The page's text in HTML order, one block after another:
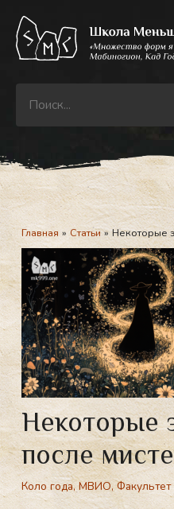
содержимому
Search
for:
Главная Статьи Некоторые
Некоторые
после
Коло года,МВИО,